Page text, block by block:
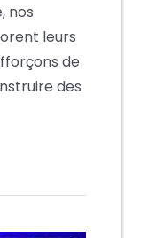
nos
leurs
de
des